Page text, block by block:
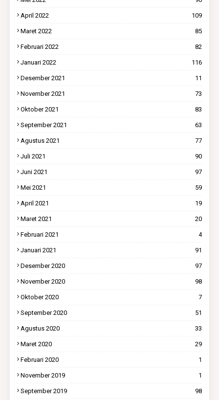
April 2022 109
Maret 2022 85
Februari 2022 82
Januari 2022 116
Desember 2021 11
November 2021 73
Oktober 2021 83
September 2021 63
Agustus 2021 77
Juli 2021 90
Juni 2021 97
Mei 2021 59
April 2021 19
Maret 2021 20
Februari 2021 4
Januari 2021 91
Desember 2020 97
November 2020 98
Oktober 2020 7
September 2020 51
Agustus 2020 33
Maret 2020 29
Februari 2020 1
November 2019 1
September 2019 98